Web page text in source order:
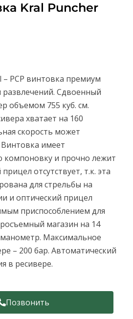
Kral Puncher
PCP винтовка премиум
развлечений. Сдвоенный
объемом 755 куб. см.
хватает на 160
скорость может
Винтовка имеет
компоновкy и прочно лежит
отсутствует, т.к. эта
для стрельбы на
и оптический прицел
приспособлением для
магазин на 14
Максимальное
– 200 бар. Автоматический
в ресивере.
Позвонить